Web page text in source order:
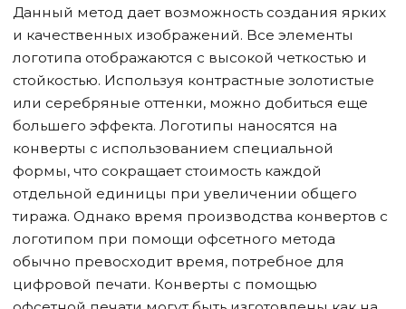
Данный метод дает возможность создания ярких
и качественных изображений. Все элементы
логотипа отображаются с высокой четкостью и
стойкостью. Используя контрастные золотистые
или серебряные оттенки, можно добиться еще
большего эффекта. Логотипы наносятся на
конверты с использованием специальной
формы, что сокращает стоимость каждой
отдельной единицы при увеличении общего
тиража. Однако время производства конвертов с
логотипом при помощи офсетного метода
обычно превосходит время, потребное для
цифровой печати. Конверты с помощью